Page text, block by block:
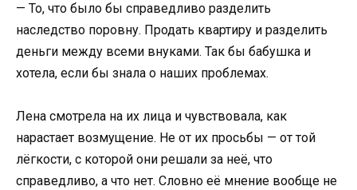
— То, что было бы справедливо разделить
наследство поровну. Продать квартиру и разделить
деньги между всеми внуками. Так бы бабушка и
хотела, если бы знала о наших проблемах.
Лена смотрела на их лица и чувствовала, как
нарастает возмущение. Не от их просьбы — от той
лёгкости, с которой они решали за неё, что
справедливо, а что нет. Словно её мнение вообще не